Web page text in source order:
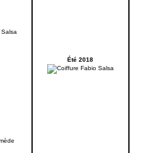
Été 2018